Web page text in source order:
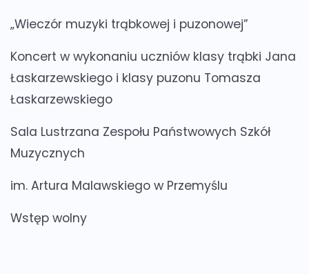
„Wieczór muzyki trąbkowej i puzonowej”
Koncert w wykonaniu uczniów klasy trąbki Jana
Łaskarzewskiego i klasy puzonu Tomasza
Łaskarzewskiego
Sala Lustrzana Zespołu Państwowych Szkół
Muzycznych
im. Artura Malawskiego w Przemyślu
Wstęp wolny